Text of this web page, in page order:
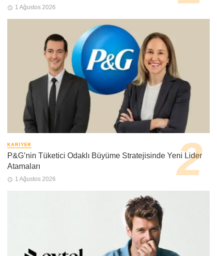
1 Ağustos 2026
KARIYER
P&G’nin Tüketici Odaklı Büyüme Stratejisinde Yeni Lider
Atamaları
1 Ağustos 2026